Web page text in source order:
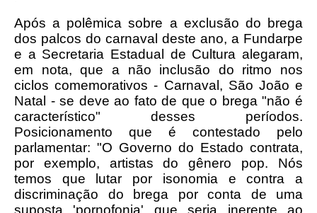
Após a polêmica sobre a exclusão do brega
dos palcos do carnaval deste ano, a Fundarpe
e a Secretaria Estadual de Cultura alegaram,
em nota, que a não inclusão do ritmo nos
ciclos comemorativos - Carnaval, São João e
Natal - se deve ao fato de que o brega "não é
característico" desses períodos.
Posicionamento que é contestado pelo
parlamentar: "O Governo do Estado contrata,
por exemplo, artistas do gênero pop. Nós
temos que lutar por isonomia e contra a
discriminação do brega por conta de uma
suposta 'pornofonia' que seria inerente ao